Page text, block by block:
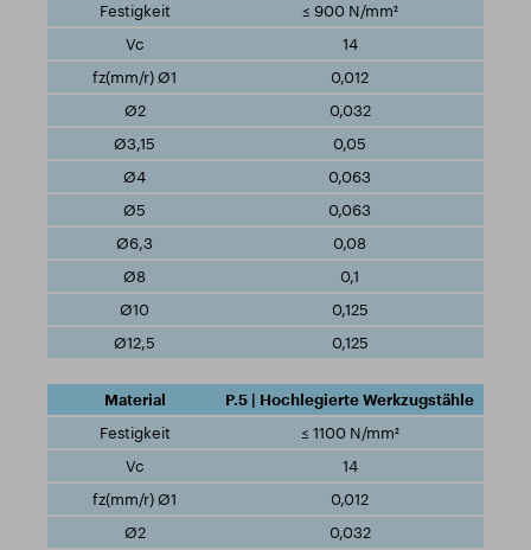
≤ 900 N/mm²
14
0,012
0,032
0,05
0,063
0,063
0,08
0,1
0,125
0,125
P.5 | Hochlegierte Werkzugstähle
≤ 1100 N/mm²
14
0,012
0,032